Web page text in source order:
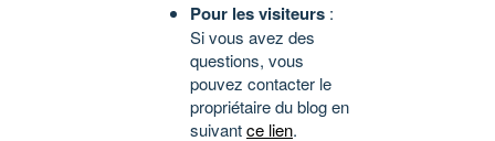
Pour les visiteurs :
Si vous avez des
questions, vous
pouvez contacter le
propriétaire du blog en
suivantce lien.